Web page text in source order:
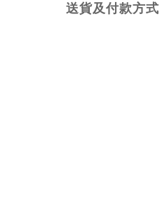
送貨及付款方式